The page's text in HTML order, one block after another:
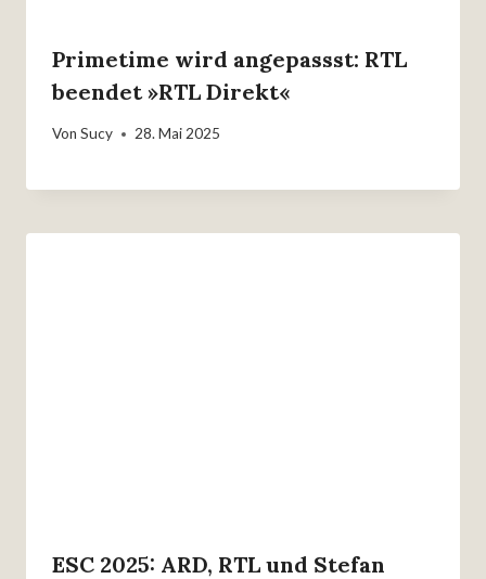
Primetime wird angepassst: RTL
beendet »RTL Direkt«
Von Sucy 28. Mai 2025
ESC 2025: ARD, RTL und Stefan